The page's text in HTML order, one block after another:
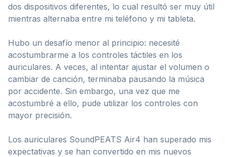
dos dispositivos diferentes, lo cual resultó ser muy útil
mientras alternaba entre mi teléfono y mi tableta.
Hubo un desafío menor al principio: necesité
acostumbrarme a los controles táctiles en los
auriculares. A veces, al intentar ajustar el volumen o
cambiar de canción, terminaba pausando la música
por accidente. Sin embargo, una vez que me
acostumbré a ello, pude utilizar los controles con
mayor precisión.
Los auriculares SoundPEATS Air4 han superado mis
expectativas y se han convertido en mis nuevos